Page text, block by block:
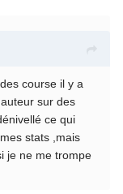
course il y a
sur des
ce qui
stats ,mais
je ne me trompe